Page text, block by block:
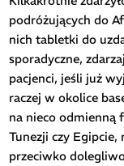
podróżujących do
nich tabletki do
sporadyczne,
pacjenci, jeśli już
raczej w okolice
na nieco odmienną
Tunezji czy
przeciwko